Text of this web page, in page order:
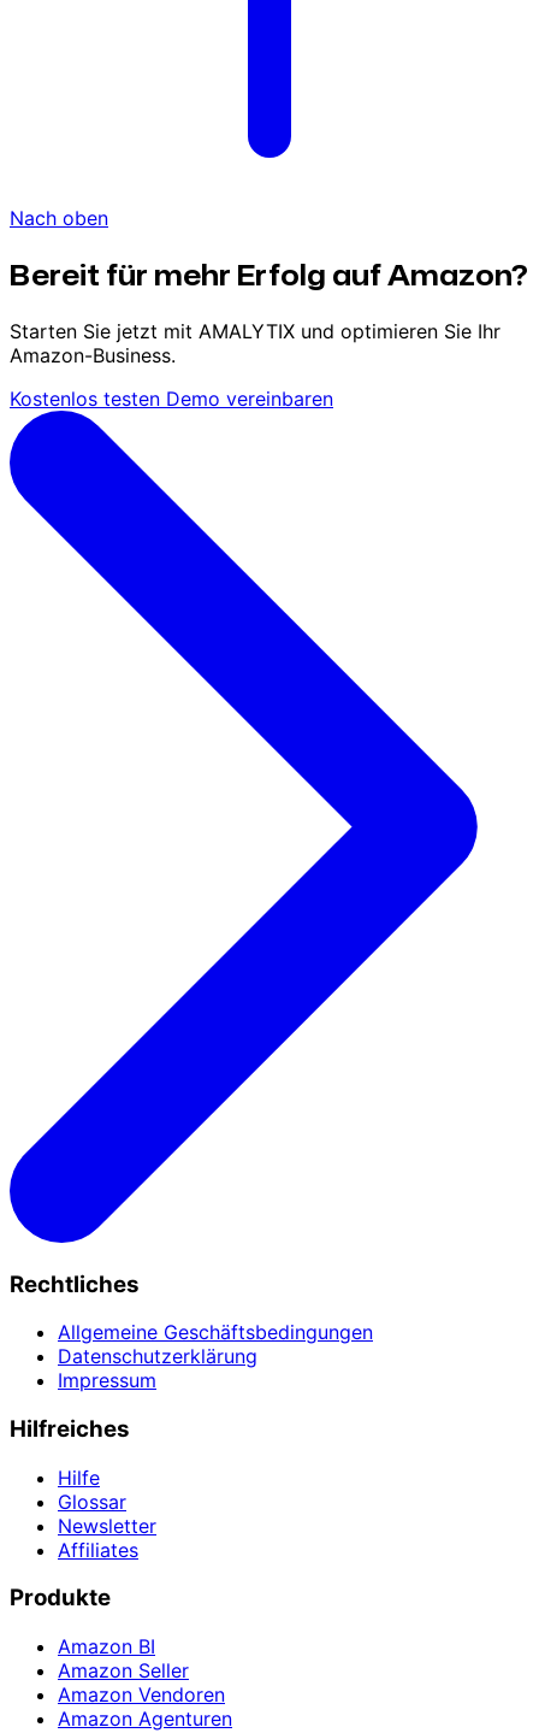
Nach oben
Bereit für mehr Erfolg auf Amazon?
Starten Sie jetzt mit AMALYTIX und optimieren Sie Ihr
Amazon-Business.
Kostenlos testen Demo vereinbaren
Rechtliches
Allgemeine Geschäftsbedingungen
Datenschutzerklärung
Impressum
Hilfreiches
Hilfe
Glossar
Newsletter
Affiliates
Produkte
Amazon BI
Amazon Seller
Amazon Vendoren
Amazon Agenturen